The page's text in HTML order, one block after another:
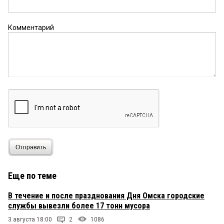
Комментарий
Отправить
Еще по теме
В течение и после празднования Дня Омска городские
службы вывезли более 17 тонн мусора
3 августа 18:00 2 1086